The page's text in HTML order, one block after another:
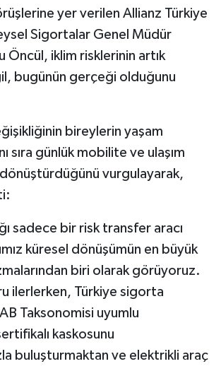
yer verilen Allianz Türkiye
Sigortalar Genel Müdür
Öncül, iklim risklerinin artık
bugünün gerçeği olduğunu
bireylerin yaşam
sıra günlük mobilite ve ulaşım
vurgulayarak,
sadece bir risk transfer aracı
küresel dönüşümün en büyük
biri olarak görüyoruz.
ilerlerken, Türkiye sigorta
Taksonomisi uyumlu
kaskosunu
buluşturmaktan ve elektrikli araç